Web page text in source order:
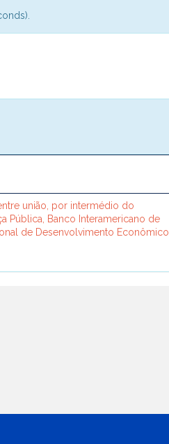
união, por intermédio do
Pública, Banco Interamericano de
de Desenvolvimento Econômico